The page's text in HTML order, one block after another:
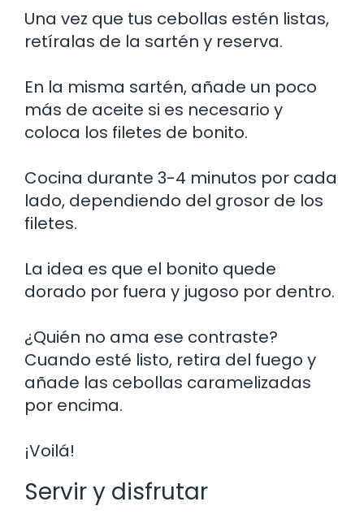
Una vez que tus cebollas estén listas,
retíralas de la sartén y reserva.
En la misma sartén, añade un poco
más de aceite si es necesario y
coloca los filetes de bonito.
Cocina durante 3-4 minutos por cada
lado, dependiendo del grosor de los
filetes.
La idea es que el bonito quede
dorado por fuera y jugoso por dentro.
¿Quién no ama ese contraste?
Cuando esté listo, retira del fuego y
añade las cebollas caramelizadas
por encima.
¡Voilá!
Servir y disfrutar